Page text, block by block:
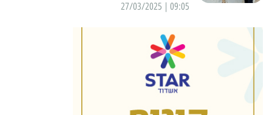
09:05 | 27/03/2025